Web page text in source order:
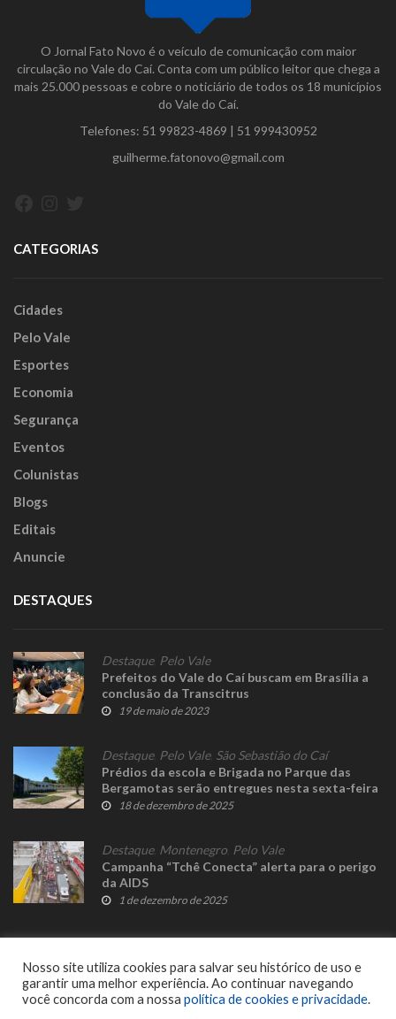
O Jornal Fato Novo é o veículo de comunicação com maior
circulação no Vale do Caí. Conta com um público leitor que chega a
mais 25.000 pessoas e cobre o noticiário de todos os 18 municípios
do Vale do Caí.
Telefones: 51 99823-4869 | 51 999430952
guilherme.fatonovo@gmail.com
CATEGORIAS
Cidades
Pelo Vale
Esportes
Economia
Segurança
Eventos
Colunistas
Blogs
Editais
Anuncie
DESTAQUES
Destaque, Pelo Vale
Prefeitos do Vale do Caí buscam em Brasília a
conclusão da Transcitrus
19 de maio de 2023
Destaque, Pelo Vale, São Sebastião do Caí
Prédios da escola e Brigada no Parque das
Bergamotas serão entregues nesta sexta-feira
18 de dezembro de 2025
Destaque, Montenegro Pelo Vale
Campanha “Tchê Conecta” alerta para o perigo
da AIDS
1 de dezembro de 2025
Nosso site utiliza cookies para salvar seu histórico de uso e
garantir uma melhor experiência. Ao continuar navegando
você concorda com a nossa política de cookies e privacidade.